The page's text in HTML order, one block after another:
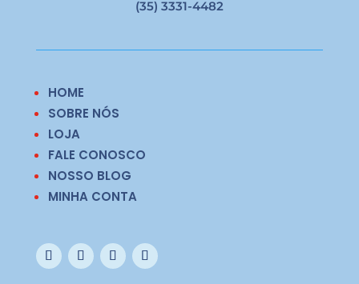
(35) 3331-4482
HOME
SOBRE NÓS
LOJA
FALE CONOSCO
NOSSO BLOG
MINHA CONTA